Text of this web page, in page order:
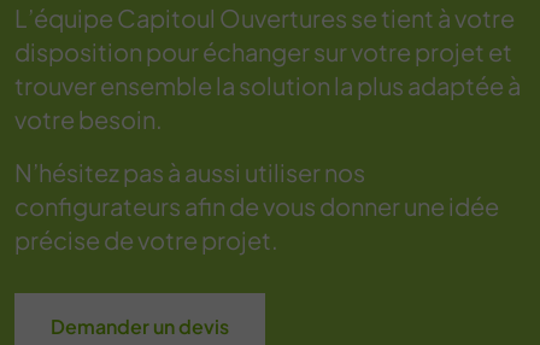
L’équipe Capitoul Ouvertures se tient à votre
disposition pour échanger sur votre projet et
trouver ensemble la solution la plus adaptée à
votre besoin.
N’hésitez pas à aussi utiliser nos
configurateurs afin de vous donner une idée
précise de votre projet.
Demander un devis